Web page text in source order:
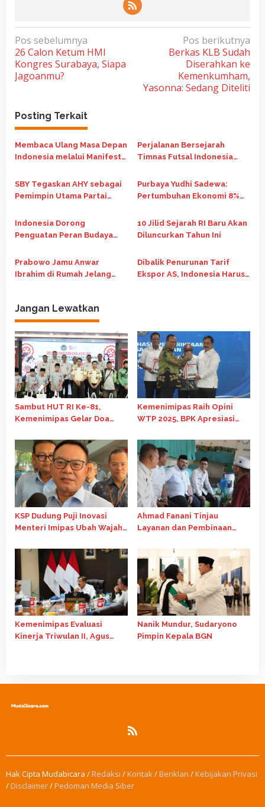
N
a
v
a
s
i
o
Pos sebelumnya
26 Calon Ketum HMI
Kongres Surabaya, Siapa
Jagoanmu?
Pos berikutnya
Berkas KLB Sudah
Diserahkan ke
Kemenkumham,
Yasonna: Sedang Diteliti
Posting Terkait
Membaca Ulang Masa Depan
Indonesia melalui Manifesto
Perjalanan Bersejarah
Timnas Futsal Indonesia
Futsal 2026
SBY Tegaskan AHY sebagai
Pemimpin Utama Partai
Purbaya Yudhi Sadewa:
Pertumbuhan Ekonomi 8%
Kelas Jadi Negara Maju
Indonesia Dorong
Penguatan Peran Budaya
di Forum G20 Afrika Selatan
10 Jilid Sejarah RI Baru Akan
Diluncurkan Tahun Ini
Prabowo Jamu Anwar
Ibrahim di Rumah Jelang
Dibalik Penurunan Tarif
Ekspor AS, Indonesia Harus
Jangan Lewatkan
Sambut HUT RI Ke-81,
Kemenimipas Gelar Doa
Capaian Semester I 2026
Kemenimipas Raih Opini
WTP 2025, BPK Apresiasi
Keuangan
KSP Dudung Puji Inovasi
Menteri Imipas Ubah Wajah
Ahmad Fanani Tinjau
Layanan dan Pembinaan
Surakarta
Kemenimipas Evaluasi
Kinerja Triwulan II, Agus
Nanik Mundur, Sudaryono
Pimpin Kepala BGN
Hak Cipta Mudabicara /Redaksi /Kontak/Beriklan /Kebijakan Privasi
/Disclaimer/Pedoman Media Siber